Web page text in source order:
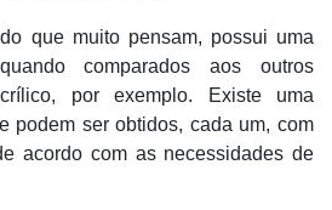
que muito pensam, possui uma
comparados aos outros
por exemplo. Existe uma
podem ser obtidos, cada um, com
acordo com as necessidades de